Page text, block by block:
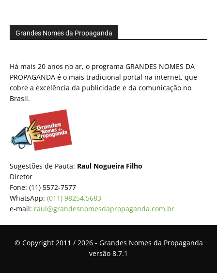
Grandes Nomes da Propaganda
Há mais 20 anos no ar, o programa GRANDES NOMES DA
PROPAGANDA é o mais tradicional portal na internet, que
cobre a excelência da publicidade e da comunicação no
Brasil.
Sugestões de Pauta: Raul Nogueira Filho
Diretor
Fone: (11) 5572-7577
WhatsApp: (011) 98254.5683
e-mail: raul@grandesnomesdapropaganda.com.br
© Copyright 2011 / 2026 - Grandes Nomes da Propaganda
versão 8.7.1